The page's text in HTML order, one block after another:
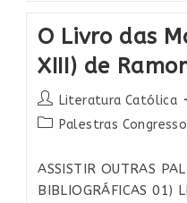
O Livro das
XIII) de
Autor
do
Literatura Católica
Categoria
post:
Palestras Congresso
ASSISTIR OUTRAS
BIBLIOGRÁFICAS 01)